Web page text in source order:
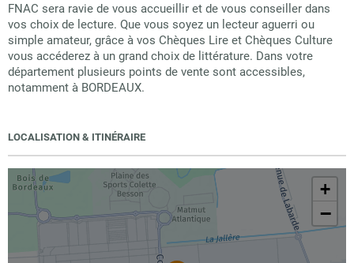
FNAC sera ravie de vous accueillir et de vous conseiller dans
vos choix de lecture. Que vous soyez un lecteur aguerri ou
simple amateur, grâce à vos Chèques Lire et Chèques Culture
vous accéderez à un grand choix de littérature. Dans votre
département plusieurs points de vente sont accessibles,
notamment à BORDEAUX.
LOCALISATION & ITINÉRAIRE
+
−